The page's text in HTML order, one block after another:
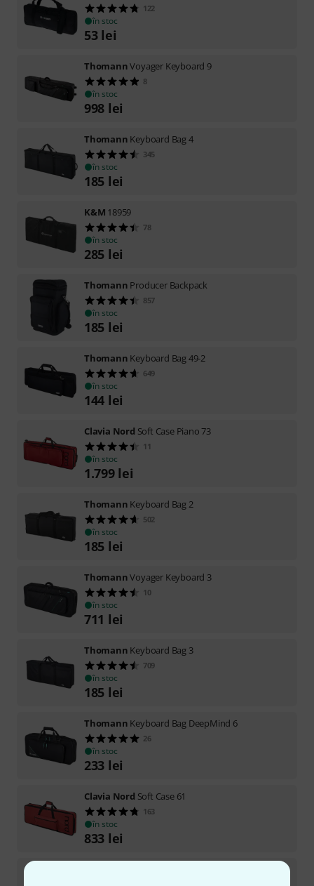
122
în stoc
53 lei
ThomannVoyager Keyboard 9
8
în stoc
998 lei
Thomann Keyboard Bag 4
345
în stoc
185 lei
K&M 18959
78
în stoc
285 lei
Thomann Producer Backpack
857
în stoc
185 lei
Thomann Keyboard Bag 49-2
649
în stoc
144 lei
Clavia Nord Soft Case Piano 73
11
în stoc
1.799 lei
Thomann Keyboard Bag 2
502
în stoc
185 lei
ThomannVoyager Keyboard 3
10
în stoc
711 lei
Thomann Keyboard Bag 3
709
în stoc
185 lei
Thomann Keyboard Bag DeepMind 6
26
în stoc
233 lei
Clavia Nord Soft Case 61
163
în stoc
833 lei